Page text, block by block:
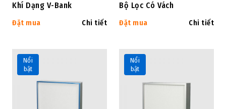
Khí Dạng V-Bank
Đặt mua Chi tiết
Bộ Lọc Có Vách
Đặt mua Chi tiết
Nổi
bật
Nổi
bật